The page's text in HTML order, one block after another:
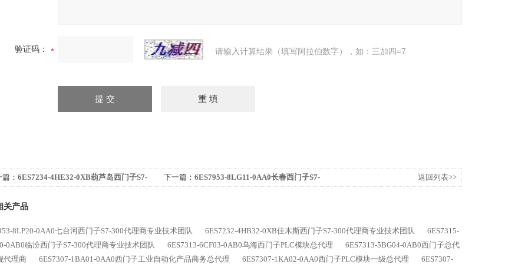
验证码： 请输入计算结果（填写阿拉伯数字），如：三加四=7
： 6ES7234-4HE32-0XB葫芦岛西门子S7-
下一篇： 6ES7953-8LG11-0AA0长春西门子S7-
返回列表>>
关产品
8LP20-0AA0七台河西门子S7-300代理商专业技术团队 6ES7232-4HB32-0XB佳木斯西门子S7-300代理商专业技术团队
6ES7315-
0AB0临汾西门子S7-300代理商专业技术团队
6ES7313-6CF03-0AB0乌海西门子PLC模块总代理
6ES7313-5BG04-0AB0西门子总代
代理商
6ES7307-1BA01-0AA0西门子工业自动化产品商务总代理 6ES7307-1KA02-0AA0西门子PLC模块一级总代理 6ES7307-